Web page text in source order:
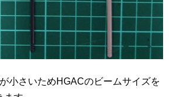
小さいためHGACのビームサイズを